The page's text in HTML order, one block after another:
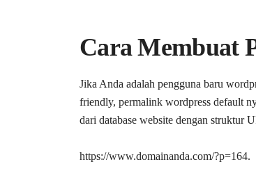
Cara Membuat
Jika Anda adalah pengguna baru
friendly, permalink wordpress default
dari database website dengan struktur
https://www.domainanda.com/?p=164.